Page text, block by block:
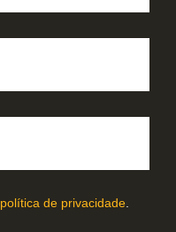
política de privacidade